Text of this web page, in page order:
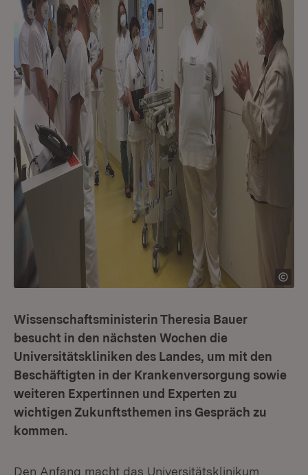
Wissenschaftsministerin Theresia Bauer
besucht in den nächsten Wochen die
Universitätskliniken des Landes, um mit den
Beschäftigten in der Kranken­ver­sorgung sowie
weiteren Expertinnen und Experten zu
wichtigen Zukunftsthemen ins Gespräch zu
kommen.
Den Anfang macht das Universitäts­klinikum